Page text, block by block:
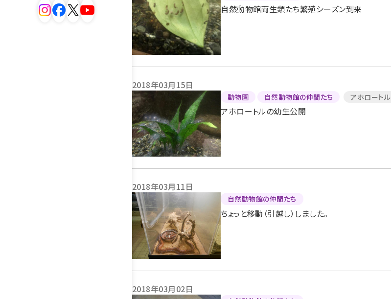
自然動物館両生類たち繁殖シーズン到来
2018年03月15日
動物園 自然動物館の仲間たち アホロートル
アホロートルの幼生公開
2018年03月11日
自然動物館の仲間たち
ちょっと移動（引越し）しました。
2018年03月02日